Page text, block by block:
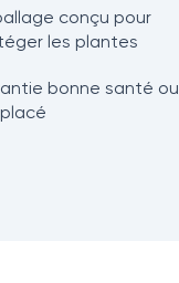
conçu pour
les plantes
bonne santé ou